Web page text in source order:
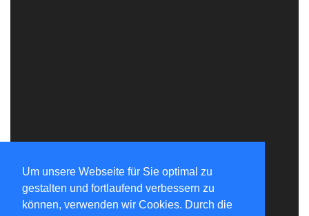
Um unsere Webseite für Sie optimal zu
gestalten und fortlaufend verbessern zu
können, verwenden wir Cookies. Durch die